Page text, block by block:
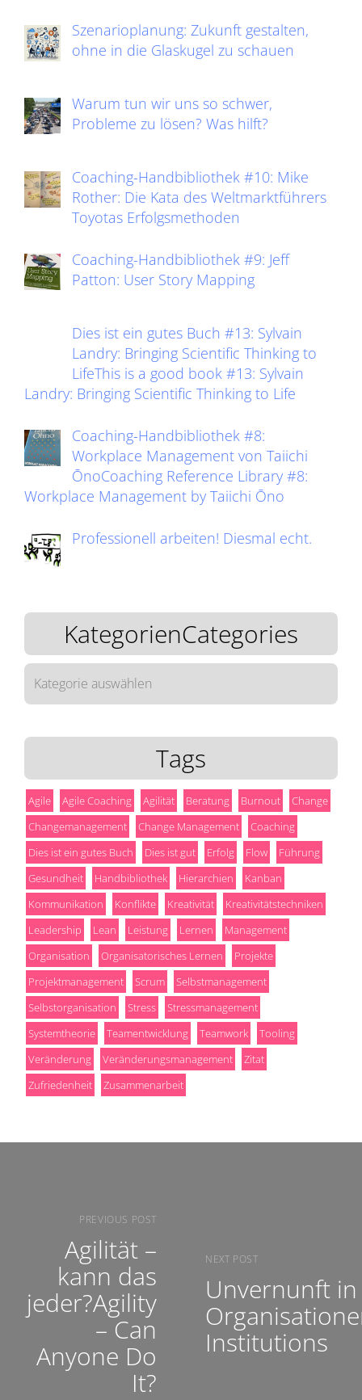
Szenarioplanung: Zukunft gestalten,
ohne in die Glaskugel zu schauen
Warum tun wir uns so schwer,
Probleme zu lösen? Was hilft?
Coaching-Handbibliothek #10: Mike
Rother: Die Kata des Weltmarktführers
Toyotas Erfolgsmethoden
Coaching-Handbibliothek #9: Jeff
Patton: User Story Mapping
Dies ist ein gutes Buch #13: Sylvain
Landry: Bringing Scientific Thinking to
LifeThis is a good book #13: Sylvain
Landry: Bringing Scientific Thinking to Life
Coaching-Handbibliothek #8:
Workplace Management von Taiichi
ŌnoCoaching Reference Library #8:
Workplace Management by Taiichi Ōno
Professionell arbeiten! Diesmal echt.
KategorienCategories
KategorienCategories
Tags
Agile Agile Coaching Agilität Beratung Burnout
Change
Changemanagement
Change Management
Coaching
Dies ist ein gutes Buch
Dies ist gut Erfolg Flow
Führung
Gesundheit
Handbibliothek Hierarchien
Kanban
Kommunikation
Konflikte Kreativität
Kreativitätstechniken
Leadership
Lean Leistung Lernen
Management
Organisation
Organisatorisches Lernen
Projekte
Projektmanagement
Scrum
Selbstmanagement
Selbstorganisation
Stress
Stressmanagement
Systemtheorie
Teamentwicklung Teamwork
Tooling
Veränderung
Veränderungsmanagement
Zitat
Zufriedenheit
Zusammenarbeit
PREVIOUS POST
Agilität –
kann das
jeder?Agility
– Can
Anyone Do
It?
NEXT POST
Unvernunft in
Institutions